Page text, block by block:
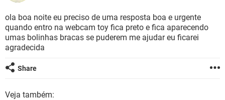
GUIA DE COMPRAS
INSTAGRAM
GUIA DE COMPRAS
CELULAR
OUTLOOK EXCEL
INSTAGRAM GMAIL
JOGOS
CELULAR FACEBOOK
OUTLOOK
INSTAGRAM
ola boa noite eu preciso de uma resposta boa e urgente
quando entro na webcam toy fica preto e fica aparecendo
umas bolinhas bracas se puderem me ajudar eu ficarei
agradecida
Share
Veja também: